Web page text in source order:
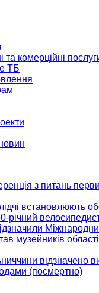
та комерційні
ТБ
з питань
встановлюють
річний
музейників
відзначено
(посмертно)